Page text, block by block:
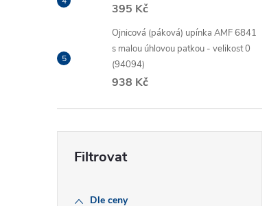
395 Kč
Ojnicová (páková) upínka AMF 6841
s malou úhlovou patkou - velikost 0
(94094)
938 Kč
Dle ceny